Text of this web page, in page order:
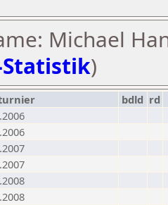
Michael
)
bdld rd